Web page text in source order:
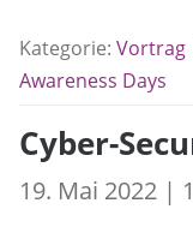
Kategorie: Vortrag
Awareness Days
Cyber-
19. Mai 2022 |